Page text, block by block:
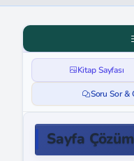
Kitap Sayfası
Soru Sor &
Sayfa